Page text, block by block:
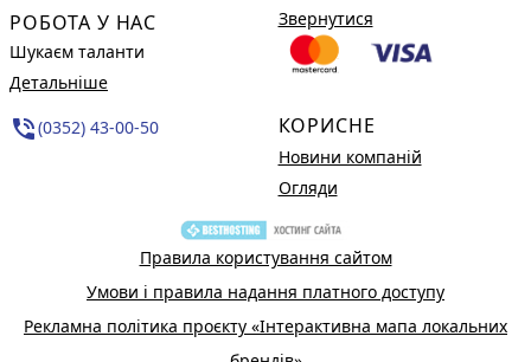
РОБОТА У НАС
Шукаєм таланти
Детальніше
phone_in_talk(0352) 43-00-50
Звернутися
КОРИСНЕ
Новини компаній
Огляди
Правила користування сайтом
Умови і правила надання платного доступу
Рекламна політика проєкту «Інтерактивна мапа локальних